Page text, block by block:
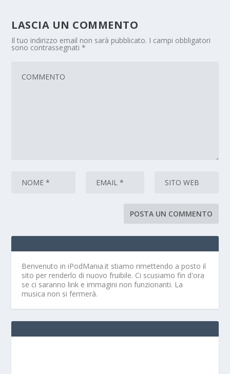
LASCIA UN COMMENTO
Il tuo indirizzo email non sarà pubblicato. I campi obbligatori
sono contrassegnati*
Benvenuto in iPodMania.it stiamo rimettendo a posto il
sito per renderlo di nuovo fruibile. Ci scusiamo fin d'ora
se ci saranno link e immagini non funzionanti. La
musica non si fermerà.